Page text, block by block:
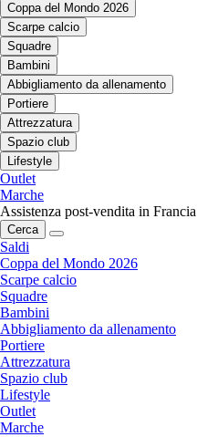
Coppa del Mondo 2026
Scarpe calcio
Squadre
Bambini
Abbigliamento da allenamento
Portiere
Attrezzatura
Spazio club
Lifestyle
Outlet
Marche
Assistenza post-vendita in Francia
Cerca
Saldi
Coppa del Mondo 2026
Scarpe calcio
Squadre
Bambini
Abbigliamento da allenamento
Portiere
Attrezzatura
Spazio club
Lifestyle
Outlet
Marche